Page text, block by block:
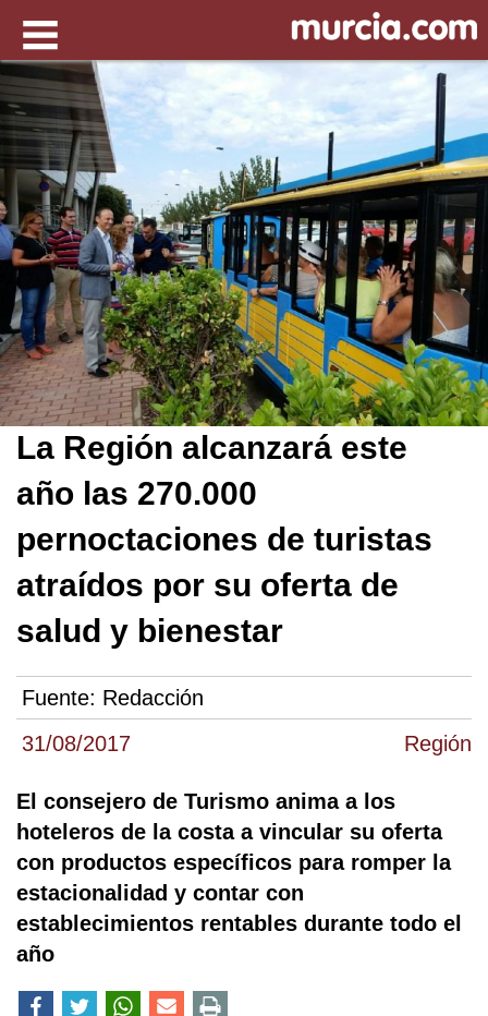
31/08/2017 Región
La Región alcanzará este
año las 270.000
pernoctaciones de turistas
atraídos por su oferta de
salud y bienestar
Fuente: Redacción
El consejero de Turismo anima a los
hoteleros de la costa a vincular su oferta
con productos específicos para romper la
estacionalidad y contar con
establecimientos rentables durante todo el
año